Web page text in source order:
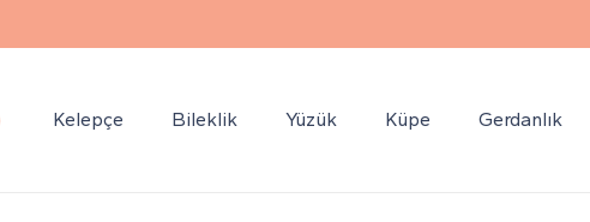
Kelepçe Bileklik Yüzük Küpe Gerdanlık